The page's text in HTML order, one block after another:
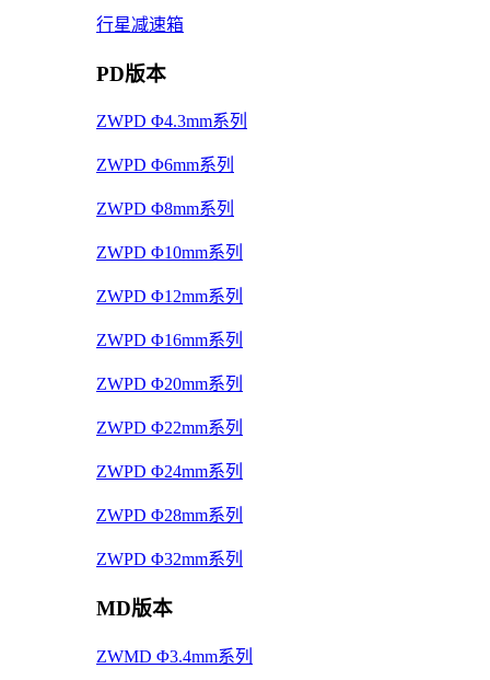
行星减速箱
PD版本
ZWPD Φ4.3mm系列
ZWPD Φ6mm系列
ZWPD Φ8mm系列
ZWPD Φ10mm系列
ZWPD Φ12mm系列
ZWPD Φ16mm系列
ZWPD Φ20mm系列
ZWPD Φ22mm系列
ZWPD Φ24mm系列
ZWPD Φ28mm系列
ZWPD Φ32mm系列
MD版本
ZWMD Φ3.4mm系列